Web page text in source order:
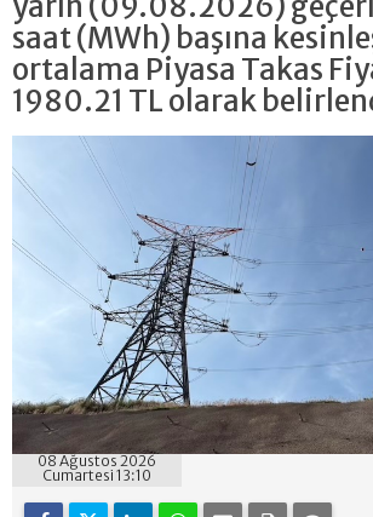
saat (MWh) başına
ortalama Piyasa Takas
1980.21 TL olarak
08 Ağustos 2026
Cumartesi 13:10